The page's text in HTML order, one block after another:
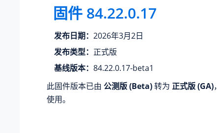
固件 84.22.0.17
发布日期： 2026年3月2日
发布类型： 正式版
基线版本： 84.22.0.17-beta1
此固件版本已由 公测版 (Beta)转为 正式版 (GA)
使用。